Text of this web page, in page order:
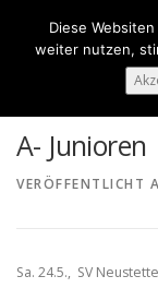
springen
A- Junioren
VERÖFFENTLICHT
Sa. 24.5., SV
Diese
weiter nutzen,